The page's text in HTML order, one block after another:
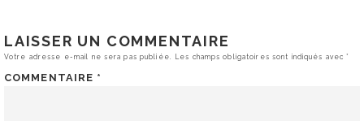
LAISSER UN COMMENTAIRE
Votre adresse e-mail ne sera pas publiée. Les champs obligatoires sont indiqués avec*
COMMENTAIRE *